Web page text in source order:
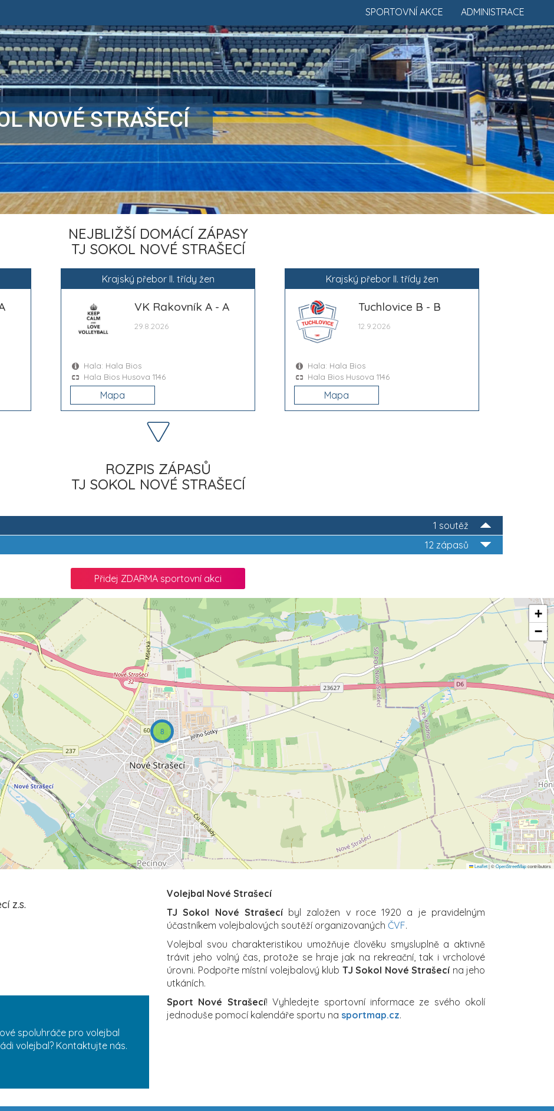
ADMINISTRACE
SPORTOVNÍ AKCE
NOVÉ STRAŠECÍ
NEJBLIŽŠÍ DOMÁCÍ ZÁPASY
TJ SOKOL NOVÉ STRAŠECÍ
Krajský přebor II. třídy žen
VK Rakovník A - A
29.8.2026
Hala: Hala Bios
Hala Bios Husova 1146
Mapa
Krajský přebor II. třídy žen
Tuchlovice B - B
12.9.2026
Hala: Hala Bios
Hala Bios Husova 1146
Mapa
ROZPIS ZÁPASŮ
TJ SOKOL NOVÉ STRAŠECÍ
1 soutěž
12 zápasů
Přidej ZDARMA sportovní akci
8
+
−
Leaflet|©OpenStreetMapcontributors
z.s.
spoluhráče pro volejbal
volejbal? Kontaktujte nás.
Volejbal Nové Strašecí
TJ Sokol Nové Strašecíbyl založen v roce 1920 a je pravidelným
účastníkem volejbalových soutěží organizovaných ČVF.
Volejbal svou charakteristikou umožňuje člověku smysluplně a aktivně
trávit jeho volný čas, protože se hraje jak na rekreační, tak i vrcholové
úrovni. Podpořte místní volejbalový klub TJ Sokol Nové Strašecína jeho
utkáních.
Sport Nové Strašecí! Vyhledejte sportovní informace ze svého okolí
jednoduše pomocí kalendáře sportu na sportmap.cz.